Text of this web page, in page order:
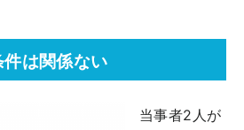
は関係ない
当事者2人が